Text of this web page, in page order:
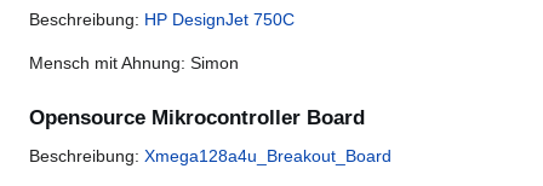
Beschreibung: HP DesignJet 750C
Mensch mit Ahnung: Simon
Opensource Mikrocontroller Board
Beschreibung: Xmega128a4u_Breakout_Board